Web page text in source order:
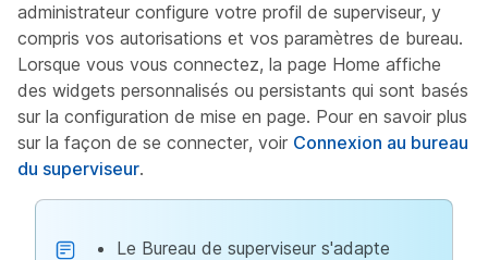
administrateur configure votre profil de superviseur, y
compris vos autorisations et vos paramètres de bureau.
Lorsque vous vous connectez, la page Home affiche
des widgets personnalisés ou persistants qui sont basés
sur la configuration de mise en page. Pour en savoir plus
sur la façon de se connecter, voir Connexion au bureau
du superviseur.
Le Bureau de superviseur s'adapte